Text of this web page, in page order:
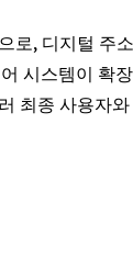
, 디지털 주소
시스템이 확
최종 사용자와